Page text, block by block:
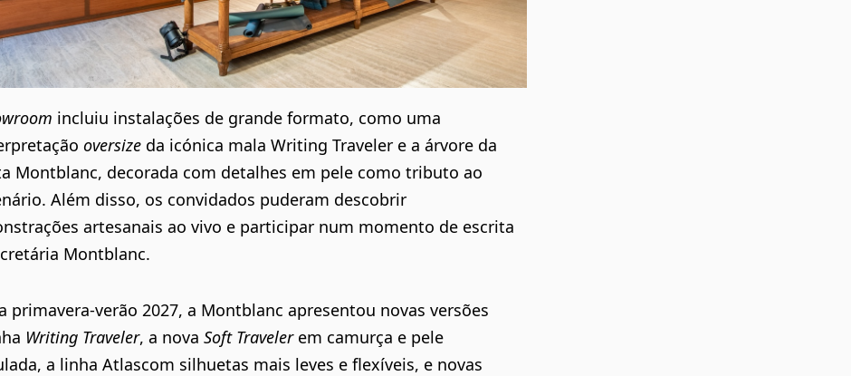
incluiu instalações de grande formato, como uma
oversizeda icónica mala Writing Travelere a árvore da
Montblanc, decorada com detalhes em pele como tributo ao
Além disso, os convidados puderam descobrir
artesanais ao vivo e participar num momento de escrita
Montblanc.
primavera-verão 2027, a Montblanc apresentou novas versões
Writing Traveler, a nova Soft Travelerem camurça e pele
a linha Atlascom silhuetas mais leves e flexíveis, e novas